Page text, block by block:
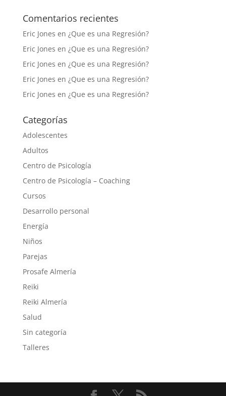
Comentarios recientes
Eric Jones en ¿Que es una Regresión?
Eric Jones en ¿Que es una Regresión?
Eric Jones en ¿Que es una Regresión?
Eric Jones en ¿Que es una Regresión?
Eric Jones en ¿Que es una Regresión?
Categorías
Adolescentes
Adultos
Centro de Psicología
Centro de Psicología – Coaching
Cursos
Desarrollo personal
Energía
Niños
Parejas
Prosafe Almería
Reiki
Reiki Almería
Salud
Sin categoría
Talleres